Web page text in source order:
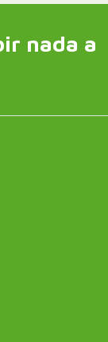
nada a